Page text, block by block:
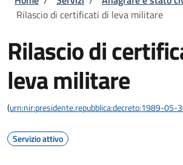
Rilascio di certificati di leva militare
Rilascio di
leva militare
(urn:nir:presidente.repubblica:decreto:1989-05-
Servizio attivo